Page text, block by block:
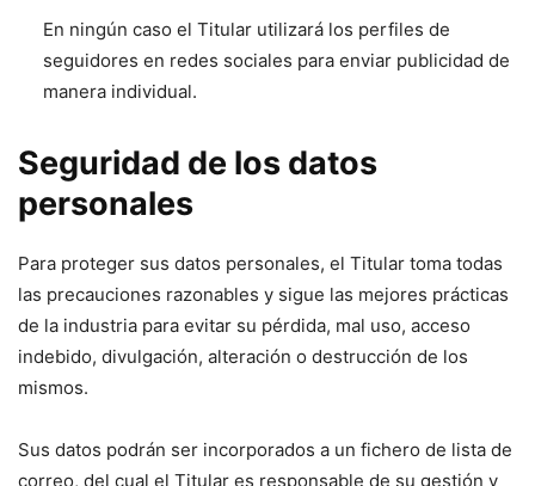
En ningún caso el Titular utilizará los perfiles de
seguidores en redes sociales para enviar publicidad de
manera individual.
Seguridad de los datos
personales
Para proteger sus datos personales, el Titular toma todas
las precauciones razonables y sigue las mejores prácticas
de la industria para evitar su pérdida, mal uso, acceso
indebido, divulgación, alteración o destrucción de los
mismos.
Sus datos podrán ser incorporados a un fichero de lista de
correo, del cual el Titular es responsable de su gestión y